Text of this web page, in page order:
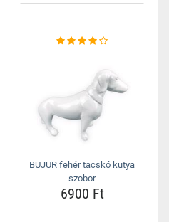
BUJUR fehér tacskó kutya
szobor
6900 Ft